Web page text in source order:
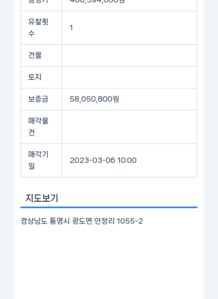
유찰횟
수
1
건물
토지
보증금 58,050,800원
매각물
건
매각기
일
2023-03-06 10:00
지도보기
경상남도 통영시 광도면 안정리 1055-2